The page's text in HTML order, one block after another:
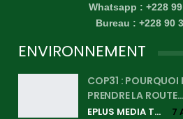
Whatsapp : +228
Bureau : +228 90
ENVIRONNEMENT
COP31 : POURQUOI
PRENDRE LA ROUTE…
EPLUS MEDIA TV 7